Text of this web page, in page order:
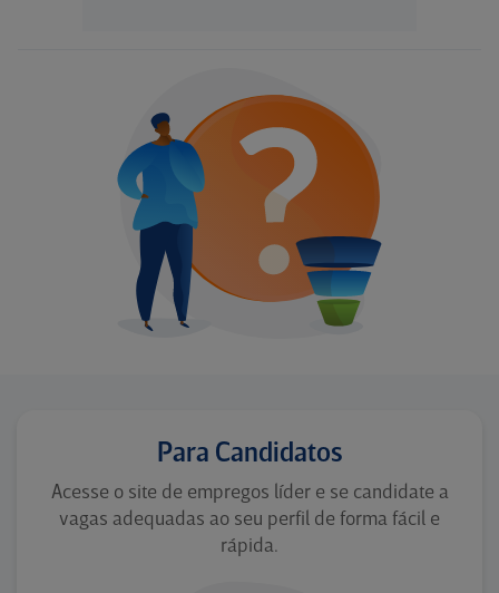
Para Candidatos
Acesse o site de empregos líder e se candidate a
vagas adequadas ao seu perfil de forma fácil e
rápida.